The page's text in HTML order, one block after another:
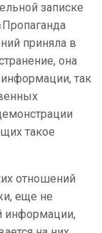
записке
приняла в
она
так
такое
отношений
еще не
информации,